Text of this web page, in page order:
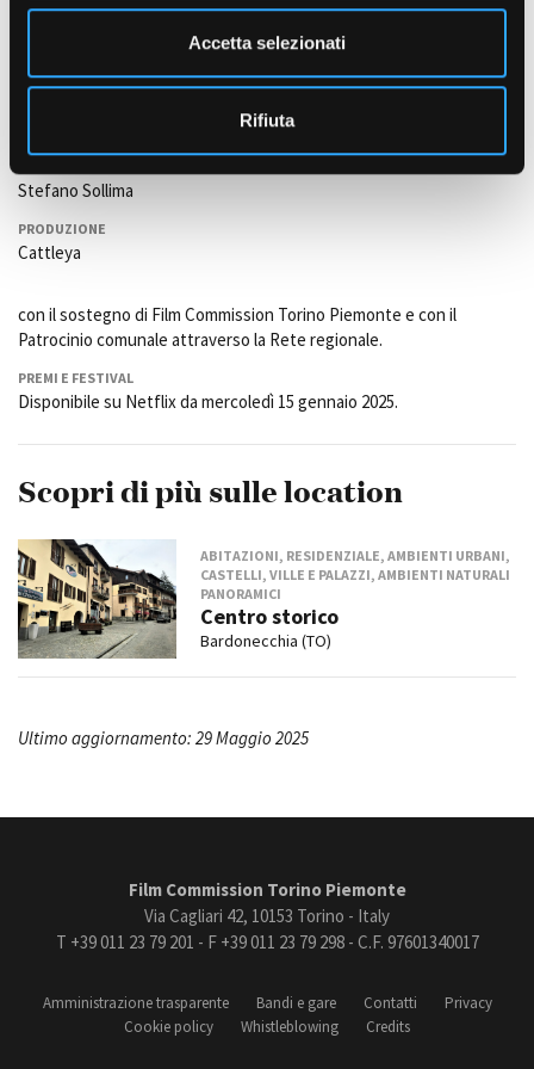
Accetta selezionati
Rifiuta
Marco Giallini (Mazinga), Adriano Giannini (Comandante Michele
Lovato), Donatella Finocchiaro e Fabrizio Nardi.
Stefano Sollima
PRODUZIONE
Cattleya
con il sostegno di Film Commission Torino Piemonte e con il
Patrocinio comunale attraverso la Rete regionale.
PREMI E FESTIVAL
Disponibile su Netflix da mercoledì 15 gennaio 2025.
Scopri di più sulle location
ABITAZIONI, RESIDENZIALE, AMBIENTI URBANI,
CASTELLI, VILLE E PALAZZI, AMBIENTI NATURALI
PANORAMICI
Centro storico
Bardonecchia (TO)
Ultimo aggiornamento: 29 Maggio 2025
Film Commission Torino Piemonte
Via Cagliari 42, 10153 Torino - Italy
T +39 011 23 79 201 - F +39 011 23 79 298 - C.F. 97601340017
Amministrazione trasparente Bandi e gare Contatti
Privacy
Cookie policy
Whistleblowing Credits